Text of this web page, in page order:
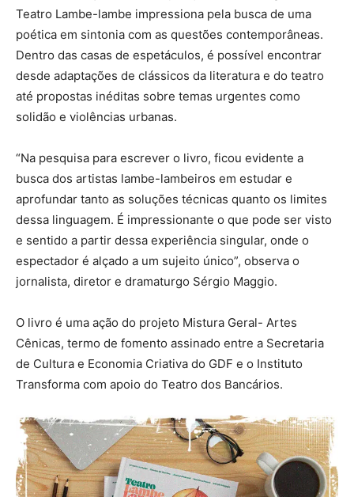
Teatro Lambe-lambe impressiona pela busca de uma
poética em sintonia com as questões contemporâneas.
Dentro das casas de espetáculos, é possível encontrar
desde adaptações de clássicos da literatura e do teatro
até propostas inéditas sobre temas urgentes como
solidão e violências urbanas.
“Na pesquisa para escrever o livro, ficou evidente a
busca dos artistas lambe-lambeiros em estudar e
aprofundar tanto as soluções técnicas quanto os limites
dessa linguagem. É impressionante o que pode ser visto
e sentido a partir dessa experiência singular, onde o
espectador é alçado a um sujeito único”, observa o
jornalista, diretor e dramaturgo Sérgio Maggio.
O livro é uma ação do projeto Mistura Geral- Artes
Cênicas, termo de fomento assinado entre a Secretaria
de Cultura e Economia Criativa do GDF e o Instituto
Transforma com apoio do Teatro dos Bancários.